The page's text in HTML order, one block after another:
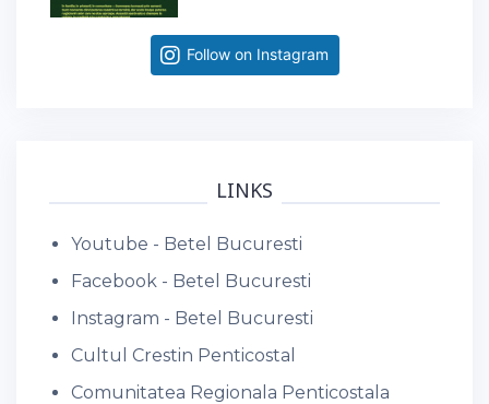
Follow on Instagram
LINKS
Youtube - Betel Bucuresti
Facebook - Betel Bucuresti
Instagram - Betel Bucuresti
Cultul Crestin Penticostal
Comunitatea Regionala Penticostala